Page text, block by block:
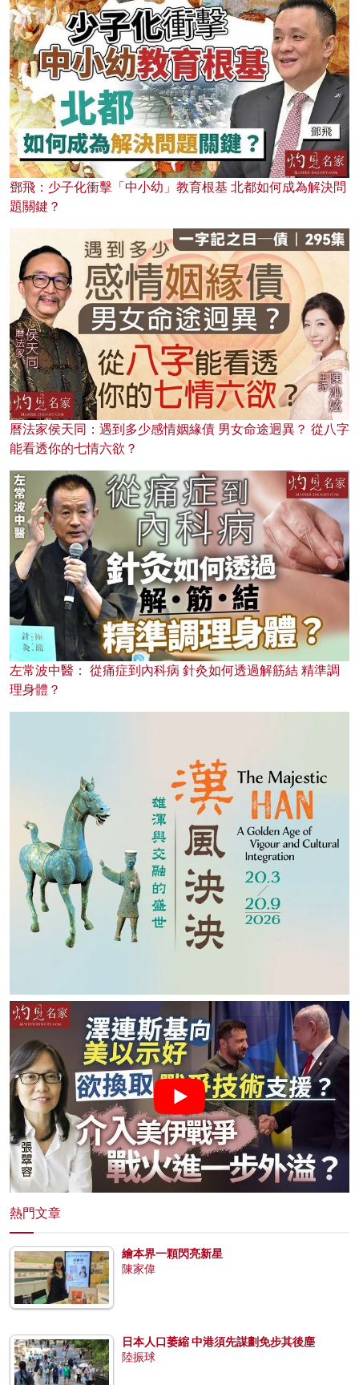
鄧飛：少子化衝擊「中小幼」教育根基 北都如何成為解決問
題關鍵？
曆法家侯天同：遇到多少感情姻緣債 男女命途迥異？ 從八字
能看透你的七情六欲？
左常波中醫： 從痛症到內科病 針灸如何透過解筋結 精準調
理身體？
熱門文章
繪本界一顆閃亮新星
陳家偉
日本人口萎縮 中港須先謀劃免步其後塵
陸振球